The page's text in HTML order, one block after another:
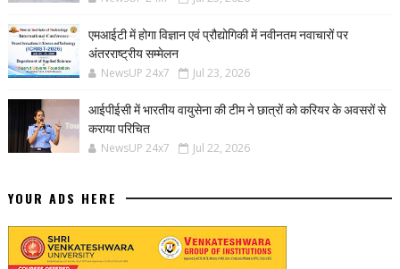
एमआईटी में होगा विज्ञान एवं प्रौद्योगिकी में नवीनतम नवाचारों पर
अंतरराष्ट्रीय सम्मेलन
NewsUP 24x7 Jul 23, 2026
आईपीईसी में भारतीय वायुसेना की टीम ने छात्रों को करियर के अवसरों से
कराया परिचित
NewsUP 24x7 Jul 22, 2026
YOUR ADS HERE